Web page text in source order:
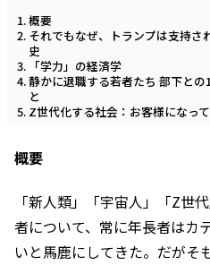
概要
それでもなぜ、トランプは支持さ
史
「学力」の経済学
静かに退職する若者たち 部下と
と
Z世代化する社会：お客様になっ
概要
「新人類」「宇宙人」「Z
者について、常に年長者はカ
いと馬鹿にしてきた。だがそ